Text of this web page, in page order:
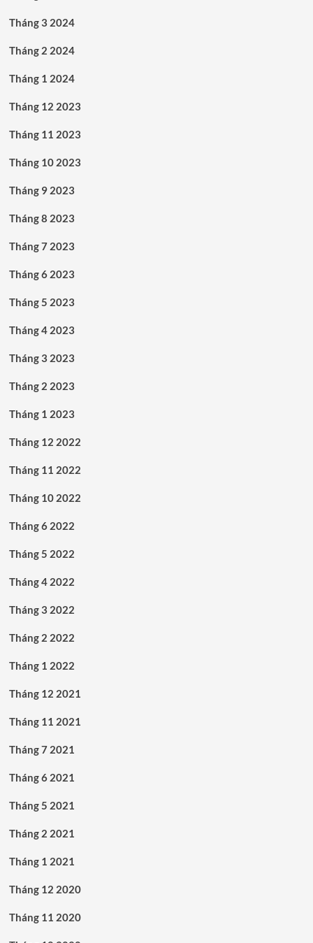
Tháng 3 2024
Tháng 2 2024
Tháng 1 2024
Tháng 12 2023
Tháng 11 2023
Tháng 10 2023
Tháng 9 2023
Tháng 8 2023
Tháng 7 2023
Tháng 6 2023
Tháng 5 2023
Tháng 4 2023
Tháng 3 2023
Tháng 2 2023
Tháng 1 2023
Tháng 12 2022
Tháng 11 2022
Tháng 10 2022
Tháng 6 2022
Tháng 5 2022
Tháng 4 2022
Tháng 3 2022
Tháng 2 2022
Tháng 1 2022
Tháng 12 2021
Tháng 11 2021
Tháng 7 2021
Tháng 6 2021
Tháng 5 2021
Tháng 2 2021
Tháng 1 2021
Tháng 12 2020
Tháng 11 2020